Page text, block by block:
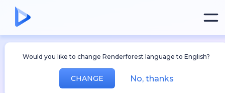
Would you like to change Renderforest language to English?
CHANGE No, thanks
per i team commerciali
Creatore di video di